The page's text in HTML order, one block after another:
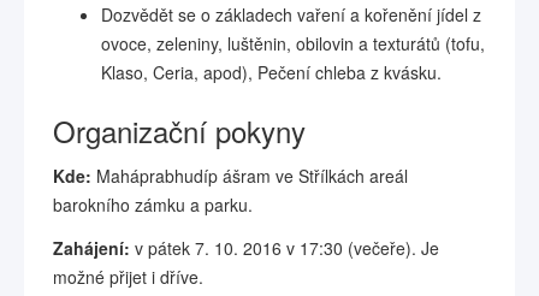
Dozvědět se o základech vaření a kořenění jídel z
ovoce, zeleniny, luštěnin, obilovin a texturátů (tofu,
Klaso, Ceria, apod), Pečení chleba z kvásku.
Organizační pokyny
Kde: Maháprabhudíp ášram ve Střílkách areál
barokního zámku a parku.
Zahájení: v pátek 7. 10. 2016 v 17:30 (večeře). Je
možné přijet i dříve.